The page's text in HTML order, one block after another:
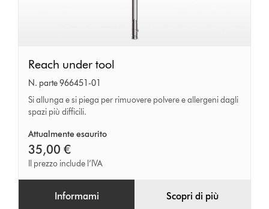
Reach
under
tool
Reach under tool
N. parte 966451-01
Si allunga e si piega per rimuovere polvere e allergeni dagli
spazi più difficili.
Attualmente esaurito
35,00 €
Il prezzo include l’IVA
Informami Scopri di più